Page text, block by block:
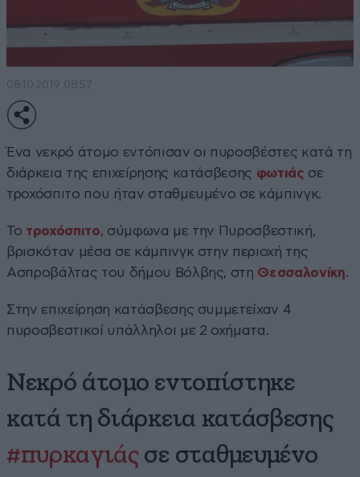
08·10·2019 08:57
Ένα νεκρό άτομο εντόπισαν οι πυροσβέστες κατά τη
διάρκεια της επιχείρησης κατάσβεσης φωτιάς σε
τροχόσπιτο που ήταν σταθμευμένο σε κάμπινγκ.
Το τροχόσπιτο, σύμφωνα με την Πυροσβεστική,
βρισκόταν μέσα σε κάμπινγκ στην περιοχή της
Ασπροβάλτας του δήμου Βόλβης, στη Θεσσαλονίκη.
Στην επιχείρηση κατάσβεσης συμμετείχαν 4
πυροσβεστικοί υπάλληλοι με 2 οχήματα.
Νεκρό άτομο εντοπίστηκε
κατά τη διάρκεια κατάσβεσης
#πυρκαγιάςσε σταθμευμένο